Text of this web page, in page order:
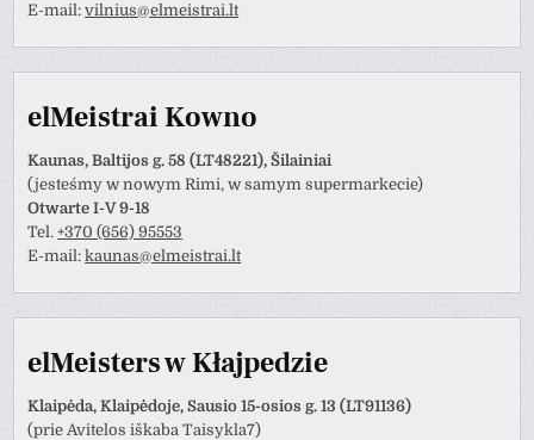
E-mail:vilnius@elmeistrai.lt
elMeistrai Kowno
Kaunas, Baltijos g. 58 (LT48221), Šilainiai
(jesteśmy w nowym Rimi, w samym supermarkecie)
Otwarte I-V 9-18
Tel.+370 (656) 95553
E-mail:kaunas@elmeistrai.lt
elMeisters w Kłajpedzie
Klaipėda, Klaipėdoje, Sausio 15-osios g. 13 (LT91136)
(prie Avitelos iškaba Taisykla7)